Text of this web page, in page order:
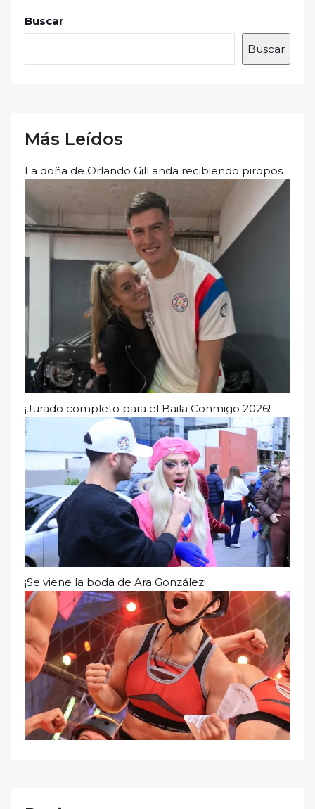
Buscar
Buscar
Más Leídos
La doña de Orlando Gill anda recibiendo piropos
¡Jurado completo para el Baila Conmigo 2026!
¡Se viene la boda de Ara González!